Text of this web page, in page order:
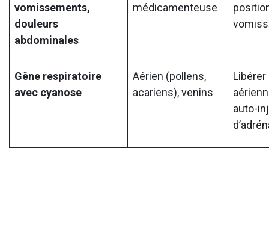
vomissements,
douleurs
abdominales
médicamenteuse
Gêne respiratoire
avec cyanose
Aérien (pollens,
acariens), venins
auto-